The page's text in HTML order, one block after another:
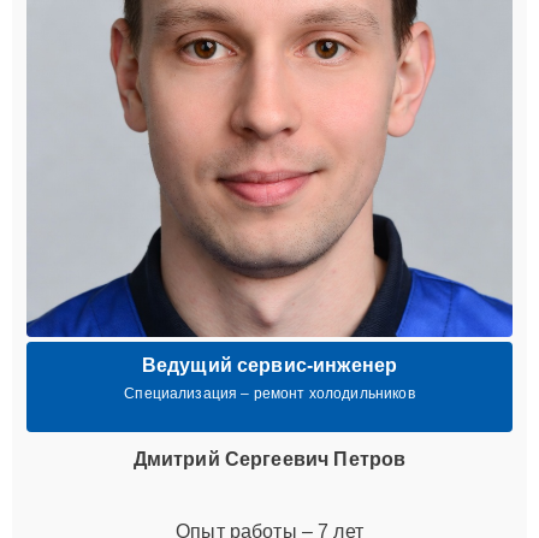
Ведущий сервис-инженер
Специализация – ремонт холодильников
Дмитрий Сергеевич Петров
Опыт работы – 7 лет